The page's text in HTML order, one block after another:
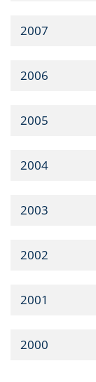
2007
2006
2005
2004
2003
2002
2001
2000